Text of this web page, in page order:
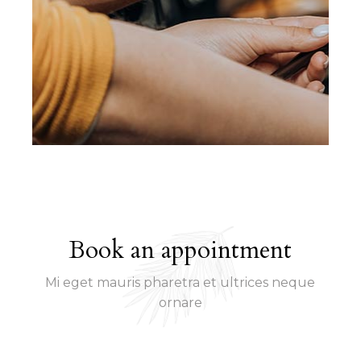
Book an appointment
Mi eget mauris pharetra et ultrices neque
ornare